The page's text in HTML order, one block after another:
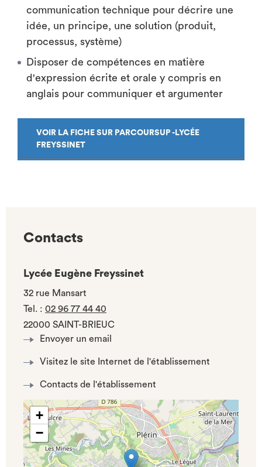
communication technique pour décrire une
idée, un principe, une solution (produit,
processus, système)
Disposer de compétences en matière
d'expression écrite et orale y compris en
anglais pour communiquer et argumenter
VOIR LA FICHE SUR PARCOURSUP -LYCÉE
FREYSSINET
Contacts
Lycée Eugène Freyssinet
32 rue Mansart
Tel. : 02 96 77 44 40
22000 SAINT-BRIEUC
Envoyer un email
Visitez le site Internet de l'établissement
Contacts de l'établissement
+
−